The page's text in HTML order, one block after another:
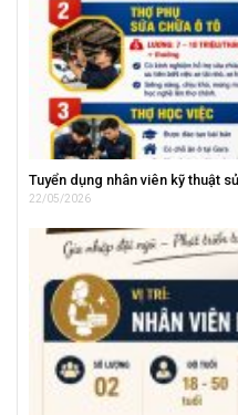
Tuyển dụng nhân viên kỹ thuật
22/05/2026